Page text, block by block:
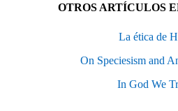
OTROS ARTÍCULOS
La ética de
On Speciesism and
In God We